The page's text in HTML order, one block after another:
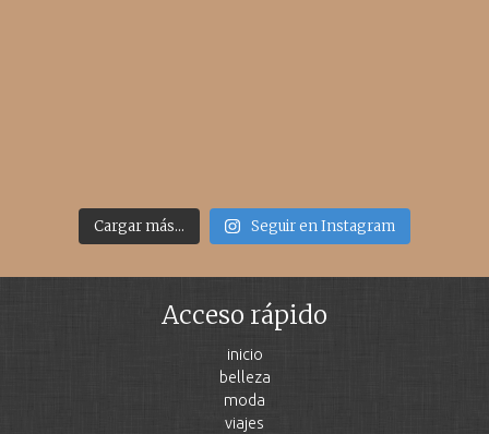
Cargar más... Seguir en Instagram
Acceso rápido
inicio
belleza
moda
viajes